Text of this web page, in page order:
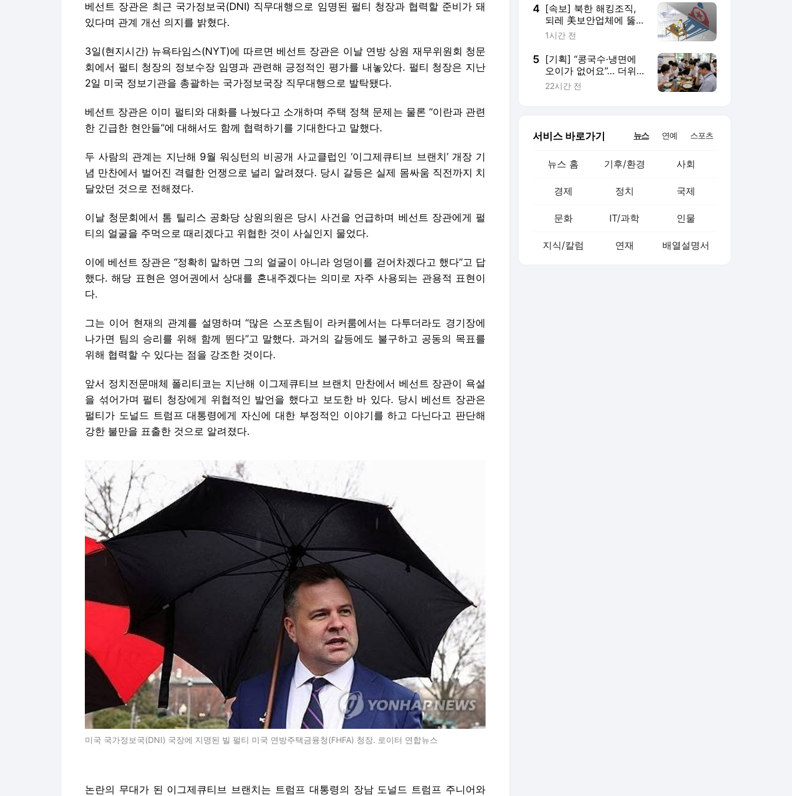
베선트 장관은 최근 국가정보국(DNI) 직무대행으로 임명된 펄티 청장과 협력할 준비가 돼
있다며 관계 개선 의지를 밝혔다.
3일(현지시간) 뉴욕타임스(NYT)에 따르면 베선트 장관은 이날 연방 상원 재무위원회 청문
회에서 펄티 청장의 정보수장 임명과 관련해 긍정적인 평가를 내놓았다. 펄티 청장은 지난
2일 미국 정보기관을 총괄하는 국가정보국장 직무대행으로 발탁됐다.
베선트 장관은 이미 펄티와 대화를 나눴다고 소개하며 주택 정책 문제는 물론 “이란과 관련
한 긴급한 현안들”에 대해서도 함께 협력하기를 기대한다고 말했다.
두 사람의 관계는 지난해 9월 워싱턴의 비공개 사교클럽인 ‘이그제큐티브 브랜치’ 개장 기
념 만찬에서 벌어진 격렬한 언쟁으로 널리 알려졌다. 당시 갈등은 실제 몸싸움 직전까지 치
달았던 것으로 전해졌다.
이날 청문회에서 톰 틸리스 공화당 상원의원은 당시 사건을 언급하며 베선트 장관에게 펄
티의 얼굴을 주먹으로 때리겠다고 위협한 것이 사실인지 물었다.
이에 베선트 장관은 “정확히 말하면 그의 얼굴이 아니라 엉덩이를 걷어차겠다고 했다”고 답
했다. 해당 표현은 영어권에서 상대를 혼내주겠다는 의미로 자주 사용되는 관용적 표현이
다.
그는 이어 현재의 관계를 설명하며 “많은 스포츠팀이 라커룸에서는 다투더라도 경기장에
나가면 팀의 승리를 위해 함께 뛴다”고 말했다. 과거의 갈등에도 불구하고 공동의 목표를
위해 협력할 수 있다는 점을 강조한 것이다.
앞서 정치전문매체 폴리티코는 지난해 이그제큐티브 브랜치 만찬에서 베선트 장관이 욕설
을 섞어가며 펄티 청장에게 위협적인 발언을 했다고 보도한 바 있다. 당시 베선트 장관은
펄티가 도널드 트럼프 대통령에게 자신에 대한 부정적인 이야기를 하고 다닌다고 판단해
강한 불만을 표출한 것으로 알려졌다.
미국 국가정보국(DNI) 국장에 지명된 빌 펄티 미국 연방주택금융청(FHFA) 청장. 로이터 연합뉴스
논란의 무대가 된 이그제큐티브 브랜치는 트럼프 대통령의 장남 도널드 트럼프 주니어와
4 [속보] 북한 해킹조직,
되레 美보안업체에 뚫렸
다…1640개 기업 해킹
1시간 전
5 [기획] “콩국수·냉면에
오이가 없어요”… 더위
먹는 사람들
22시간 전
서비스 바로가기 뉴스 연예 스포츠
뉴스 홈 기후/환경 사회
경제 정치 국제
문화 IT/과학 인물
지식/칼럼 연재 배열설명서